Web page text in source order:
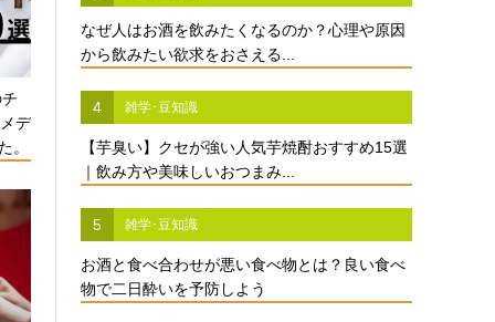
デ
。
なぜ人はお酒を飲みたくなるのか？心理や原因
から飲みたい欲求をおさえる...
4 雑学･豆知識
【芋臭い】クセが強い人気芋焼酎おすすめ15選
｜飲み方や美味しいおつまみ...
5 雑学･豆知識
お酒と食べ合わせが悪い食べ物とは？良い食べ
物で二日酔いを予防しよう